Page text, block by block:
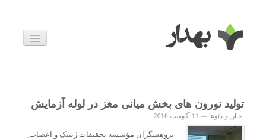
زندگی سالم
خانواده و بارداری
ویدئوها
درباره ما
تولید نورون های بخش میانی مغز در لوله آزمایش
اخبار ویدئوها — 11 آگوست 2016
پژوهشگران مؤسسه تحقیقات ژنتیک و اعصاب ِ